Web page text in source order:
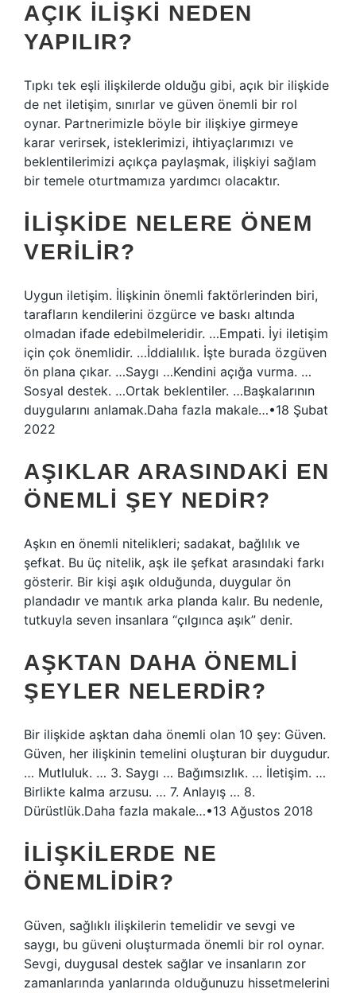
AÇIK ILIŞKI NEDEN
YAPILIR?
Tıpkı tek eşli ilişkilerde olduğu gibi, açık bir ilişkide
de net iletişim, sınırlar ve güven önemli bir rol
oynar. Partnerimizle böyle bir ilişkiye girmeye
karar verirsek, isteklerimizi, ihtiyaçlarımızı ve
beklentilerimizi açıkça paylaşmak, ilişkiyi sağlam
bir temele oturtmamıza yardımcı olacaktır.
İLIŞKIDE NELERE ÖNEM
VERILIR?
Uygun iletişim. İlişkinin önemli faktörlerinden biri,
tarafların kendilerini özgürce ve baskı altında
olmadan ifade edebilmeleridir. …Empati. İyi iletişim
için çok önemlidir. …İddialılık. İşte burada özgüven
ön plana çıkar. …Saygı …Kendini açığa vurma. …
Sosyal destek. …Ortak beklentiler. …Başkalarının
duygularını anlamak.Daha fazla makale…•18 Şubat
2022
AŞIKLAR ARASINDAKI EN
ÖNEMLI ŞEY NEDIR?
Aşkın en önemli nitelikleri; sadakat, bağlılık ve
şefkat. Bu üç nitelik, aşk ile şefkat arasındaki farkı
gösterir. Bir kişi aşık olduğunda, duygular ön
plandadır ve mantık arka planda kalır. Bu nedenle,
tutkuyla seven insanlara “çılgınca aşık” denir.
AŞKTAN DAHA ÖNEMLI
ŞEYLER NELERDIR?
Bir ilişkide aşktan daha önemli olan 10 şey: Güven.
Güven, her ilişkinin temelini oluşturan bir duygudur.
… Mutluluk. … 3. Saygı … Bağımsızlık. … İletişim. …
Birlikte kalma arzusu. … 7. Anlayış … 8.
Dürüstlük.Daha fazla makale…•13 Ağustos 2018
İLIŞKILERDE NE
ÖNEMLIDIR?
Güven, sağlıklı ilişkilerin temelidir ve sevgi ve
saygı, bu güveni oluşturmada önemli bir rol oynar.
Sevgi, duygusal destek sağlar ve insanların zor
zamanlarında yanlarında olduğunuzu hissetmelerini